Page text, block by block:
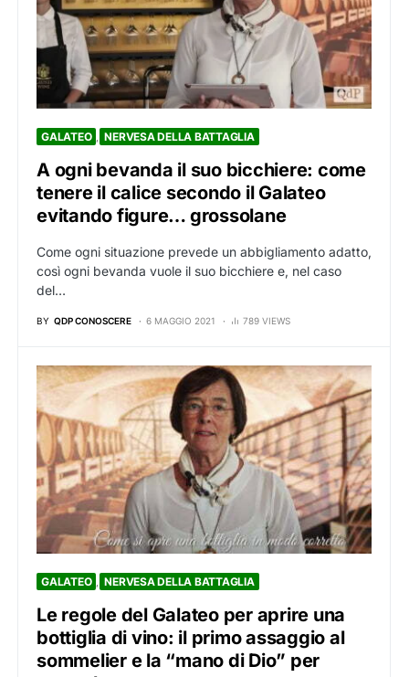
GALATEO NERVESA DELLA BATTAGLIA
A ogni bevanda il suo bicchiere: come
tenere il calice secondo il Galateo
evitando figure… grossolane
Come ogni situazione prevede un abbigliamento adatto,
così ogni bevanda vuole il suo bicchiere e, nel caso
del…
BY QDP CONOSCERE 6 MAGGIO 2021 789 VIEWS
GALATEO NERVESA DELLA BATTAGLIA
Le regole del Galateo per aprire una
bottiglia di vino: il primo assaggio al
sommelier e la “mano di Dio” per